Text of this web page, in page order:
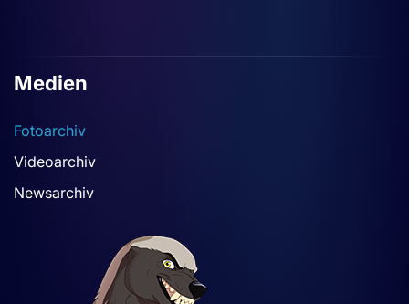
Medien
Fotoarchiv
Videoarchiv
Newsarchiv